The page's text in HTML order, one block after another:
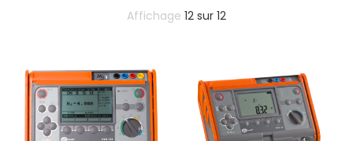
Affichage 12 sur 12